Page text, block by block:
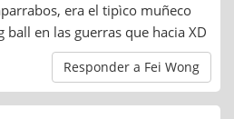
era el tipìco muñeco
ball en las guerras que hacia XD
Responder a Fei Wong